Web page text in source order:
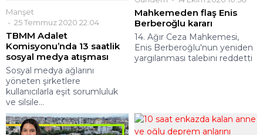
Manşet
25 Temmuz 2020 22:04
TBMM Adalet
Komisyonu’nda 13 saatlik
sosyal medya atışması
Sosyal medya ağlarını
yöneten şirketlere
kullanıcılarla eşit sorumluluk
ve silsile...
Mahkemeden flaş Enis
Berberoğlu kararı
14. Ağır Ceza Mahkemesi,
Enis Berberoğlu'nun yeniden
yargılanması talebini reddetti